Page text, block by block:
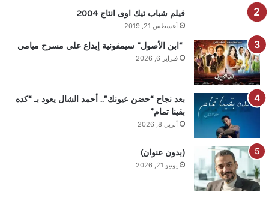
فيلم شباب تيك اوى انتاج 2004
أغسطس 21, 2019
“ابن الأصول” سيمفونية إبداع علي مسرح ميامي
فبراير 6, 2026
بعد نجاح “حضن عيونك”.. أحمد الشال يعود بـ “كده
بقينا تمام”
أبريل 8, 2026
(بدون عنوان)
يونيو 21, 2026